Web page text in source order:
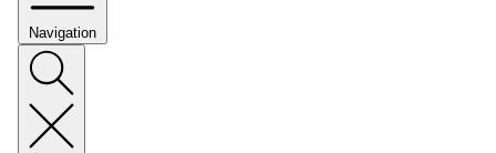
Navigation